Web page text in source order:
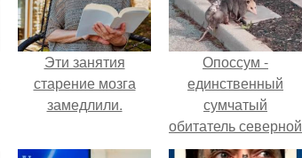
Эти занятия
старение мозга
замедлили.
Опоссум -
единственный
сумчатый
обитатель северной
америки.